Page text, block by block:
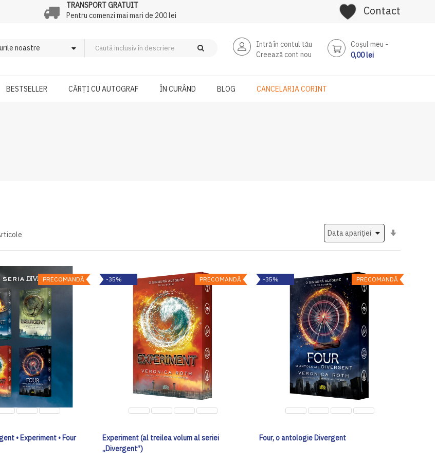
TRANSPORT GRATUIT
Pentru comenzi mai mari de 200 lei
Contact
Intră în contul tău
Creează cont nou
Coşul meu
0,00 lei
BESTSELLER CĂRȚI CU AUTOGRAF ÎN CURÂND BLOG CANCELARIA CORINT
PRECOMANDĂ
• Experiment • Four
PRECOMANDĂ
-35%
Experiment (al treilea volum al seriei
„Divergent”)
PRECOMANDĂ
-35%
Four, o antologie Divergent